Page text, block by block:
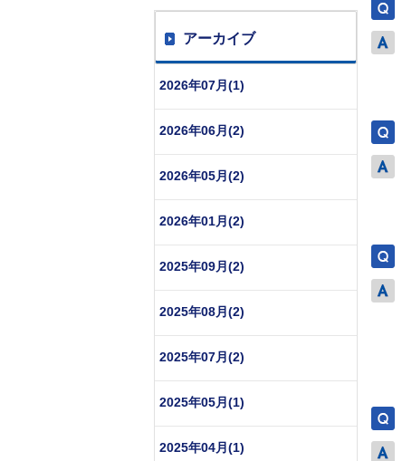
アーカイブ
2026年07月(1)
2026年06月(2)
2026年05月(2)
2026年01月(2)
2025年09月(2)
2025年08月(2)
2025年07月(2)
2025年05月(1)
2025年04月(1)